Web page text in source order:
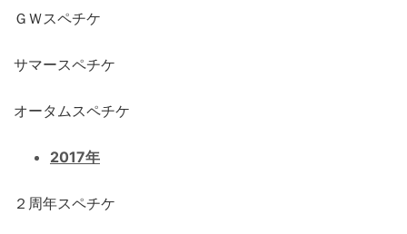
ＧＷスペチケ
サマースペチケ
オータムスペチケ
2017年
２周年スペチケ